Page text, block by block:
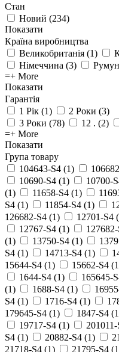
Стан
Новий (234)
Показати
Країна виробництва
Великобританія (1)
Німеччина (3)
=+ More
Показати
Гарантія
1 Рік (1) 2 Роки (3)
3 Роки (78) 12 . (2)
=+ More
Показати
Група товару
104643-S4 (1)
10690-S4 (1) 10700-
(1) 11658-S4 (1)
S4 (1) 11854-S4 (1)
126682-S4 (1) 12701-S4 (
12767-S4 (1)
(1) 13750-S4 (1)
S4 (1) 14713-S4 (1)
15644-S4 (1) 15662-S4 (1
1644-S4 (1) 165645-
(1) 1688-S4 (1)
S4 (1) 1716-S4 (1)
179645-S4 (1) 1847-S4 (1
19717-S4 (1) 201011-
S4 (1) 20882-S4 (1)
21718-S4 (1) 21795-S4 (1